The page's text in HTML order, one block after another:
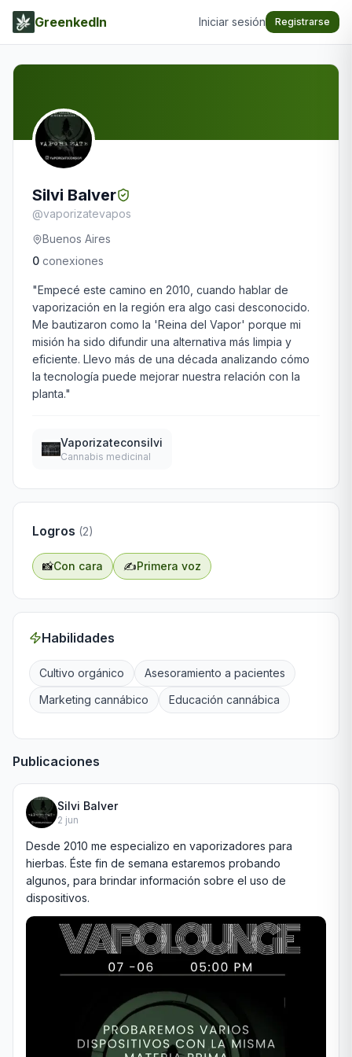
GreenkedIn Iniciar sesión Registrarse
Silvi Balver
@vaporizatevapos
Buenos Aires
0 conexiones
"Empecé este camino en 2010, cuando hablar de
vaporización en la región era algo casi desconocido.
Me bautizaron como la 'Reina del Vapor' porque mi
misión ha sido difundir una alternativa más limpia y
eficiente. Llevo más de una década analizando cómo
la tecnología puede mejorar nuestra relación con la
planta."
Vaporizateconsilvi
Cannabis medicinal
Logros (2)
📸Con cara ✍️Primera voz
Habilidades
Cultivo orgánico
Asesoramiento a pacientes
Marketing cannábico
Educación cannábica
Publicaciones
Silvi Balver
2 jun
Desde 2010 me especializo en vaporizadores para
hierbas. Éste fin de semana estaremos probando
algunos, para brindar información sobre el uso de
dispositivos.